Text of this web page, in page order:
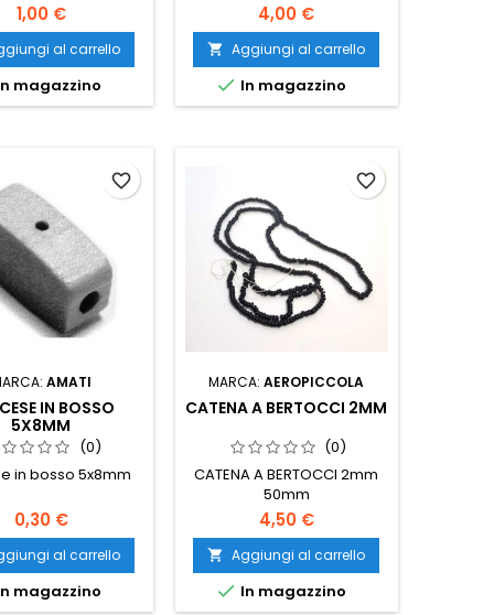
1,00 €
al carrello
magazzino
4,00 €
 Aggiungi al carrello
 In magazzino
AMATI
IN BOSSO
5X8MM
(0)
in bosso 5x8mm
0,30 €
al carrello
magazzino
favorite_border
MARCA:AEROPICCOLA
CATENA A BERTOCCI 2MM
(0)
CATENA A BERTOCCI 2mm
50mm
4,50 €
 Aggiungi al carrello
 In magazzino
favorite_border